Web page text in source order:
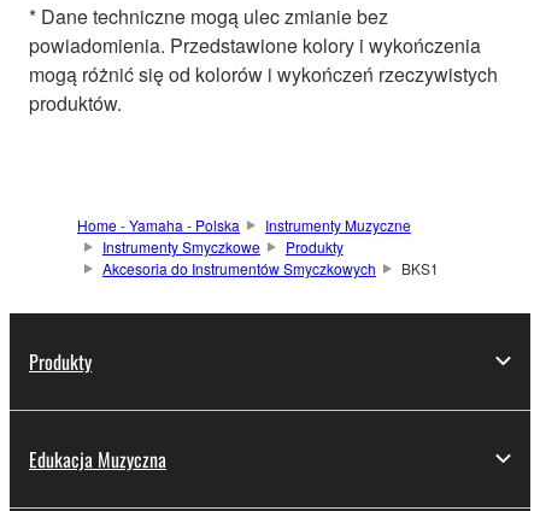
* Dane techniczne mogą ulec zmianie bez
powiadomienia. Przedstawione kolory i wykończenia
mogą różnić się od kolorów i wykończeń rzeczywistych
produktów.
Home - Yamaha - Polska
Instrumenty Muzyczne
Instrumenty Smyczkowe
Produkty
Akcesoria do Instrumentów Smyczkowych
BKS1
Produkty
Edukacja Muzyczna